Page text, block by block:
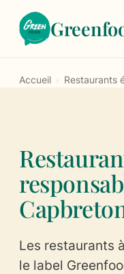
Le label
Notre histoire
Les critères de
Les tarifs
Trouver un
Accueil › Restaurants
Les restaurants
le label